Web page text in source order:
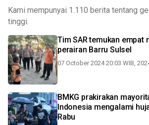
Kami mempunyai 1.110 berita tentang
tinggi.
Tim SAR temukan empat
perairan Barru Sulsel
07 October 2024 20:03 WIB,
BMKG prakirakan
Indonesia mengalami
Rabu